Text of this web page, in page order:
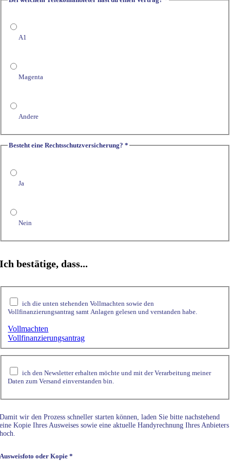
A1
Magenta
Andere
Besteht eine Rechtsschutzversicherung?*
Ja
Nein
Ich bestätige, dass...
ich die unten stehenden Vollmachten sowie den
Vollfinanzierungsantrag samt Anlagen gelesen und verstanden habe.
Vollmachten
Vollfinanzierungsantrag
ich den Newsletter erhalten möchte und mit der Verarbeitung meiner
Daten zum Versand einverstanden bin.
Damit wir den Prozess schneller starten können, laden Sie bitte nachstehend
eine Kopie Ihres Ausweises sowie eine aktuelle Handyrechnung Ihres Anbieters
hoch.
Ausweisfoto oder Kopie*